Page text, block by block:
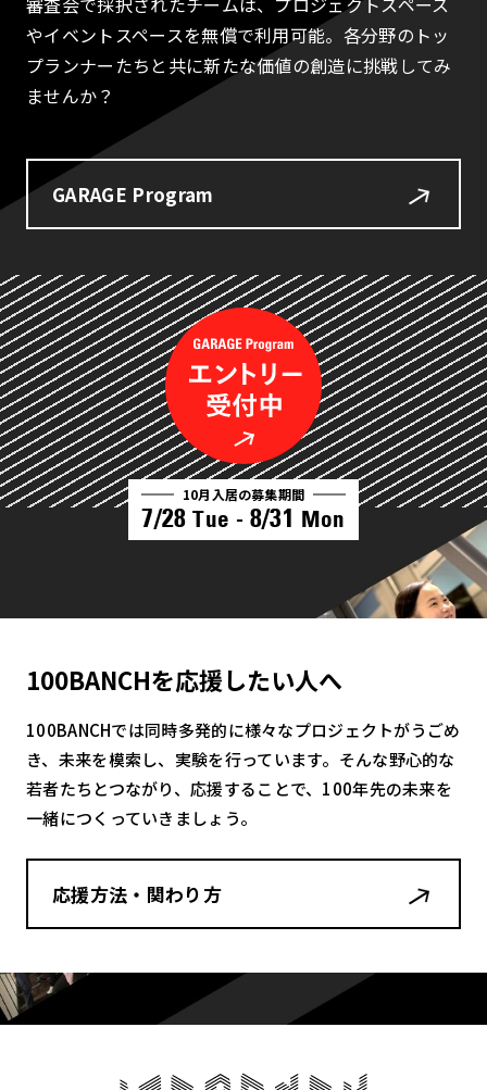
やイベントスペースを無償で利用可能。各分野のトッ
プランナーたちと共に新たな価値の創造に挑戦してみ
ませんか？
GARAGE Program
10月入居の募集期間
7/28 Tue - 8/31 Mon
100BANCHを応援したい人へ
100BANCHでは同時多発的に様々なプロジェクトがうごめ
き、未来を模索し、実験を行っています。そんな野心的な
若者たちとつながり、応援することで、100年先の未来を
一緒につくっていきましょう。
応援方法・関わり方